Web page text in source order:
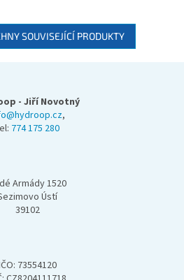
SOUVISEJÍCÍ PRODUKTY
- Jiří Novotný
,
774 175 280
Armády 1520
Ústí
39102
73554120